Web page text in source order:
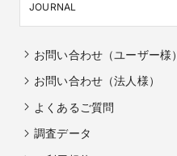
JOURNAL
お問い合わせ（ユーザー様）
お問い合わせ（法人様）
よくあるご質問
調査データ